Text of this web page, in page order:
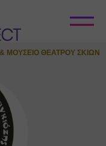
ΜΟΥΣΕΙΟ ΘΕΑΤΡΟΥ ΣΚΙΩΝ